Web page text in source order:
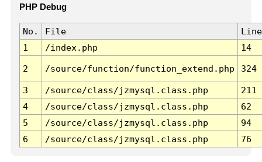
PHP Debug
No. File
Line
1
/index.php 14
2 /source/function/function_extend.php 324
3 /source/class/jzmysql.class.php
211
4
/source/class/jzmysql.class.php
62
5
/source/class/jzmysql.class.php
94
6
/source/class/jzmysql.class.php 76